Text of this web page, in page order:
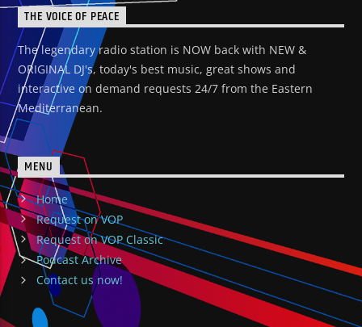
THE VOICE OF PEACE
The legendary radio station is NOW back with NEW &
ORIGINAL DJ's, today's best music, great shows and
interactive on demand requests 24/7 from the Eastern
Mediterranean.
MENU
Home
Request on VOP
Request on VOP Classic
Podcast Archive
Contact us now!